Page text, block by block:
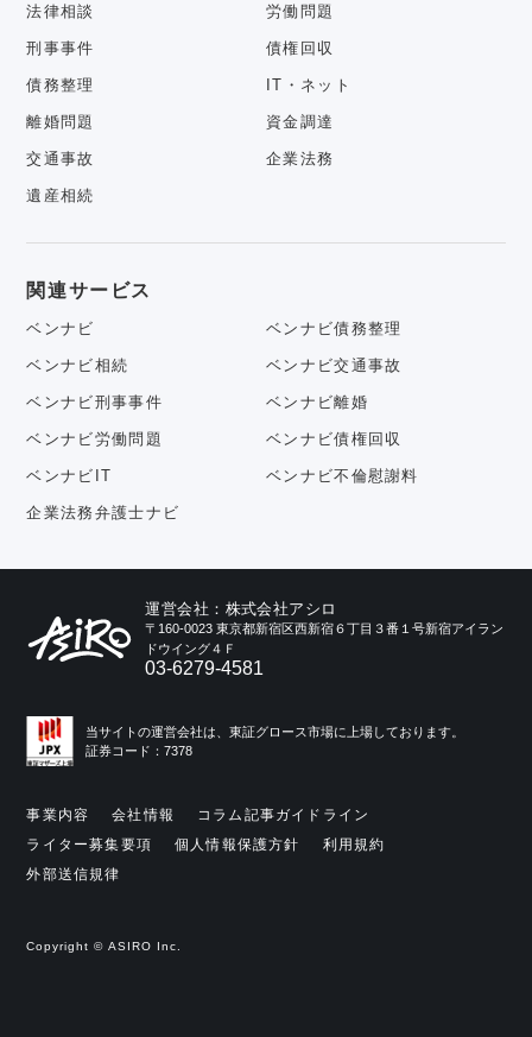
法律相談 労働問題
刑事事件 債権回収
債務整理 IT・ネット
離婚問題 資金調達
交通事故 企業法務
遺産相続
関連サービス
ベンナビ ベンナビ債務整理
ベンナビ相続 ベンナビ交通事故
ベンナビ刑事事件 ベンナビ離婚
ベンナビ労働問題 ベンナビ債権回収
ベンナビIT ベンナビ不倫慰謝料
企業法務弁護士ナビ
運営会社：株式会社アシロ
〒160-0023 東京都新宿区西新宿６丁目３番１号新宿アイラン
ドウイング４Ｆ
03-6279-4581
当サイトの運営会社は、東証グロース市場に上場しております。
証券コード：7378
事業内容 会社情報
コラム記事ガイドライン
ライター募集要項
個人情報保護方針
利用規約
外部送信規律
Copyright © ASIRO Inc.